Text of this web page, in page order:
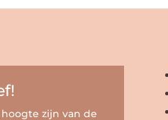
zijn van de